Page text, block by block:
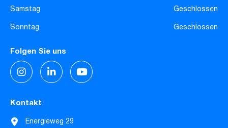
Samstag
Geschlossen
Sonntag
Geschlossen
Folgen Sie uns
Kontakt
Energieweg 29